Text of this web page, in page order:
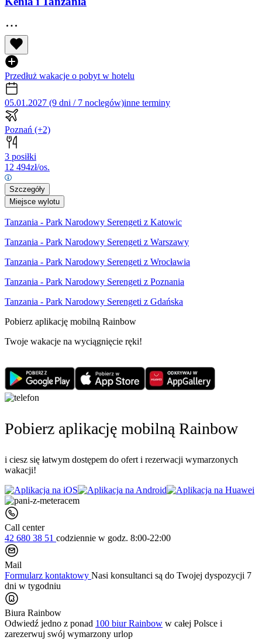
Przedłuż wakacje o pobyt w hotelu
05.01.2027 (9 dni / 7 noclegów)inne terminy
Poznań (+2)
3 posiłki
12 494zł/os.
Szczegóły
Miejsce wylotu
Tanzania - Park Narodowy Serengeti z Katowic
Tanzania - Park Narodowy Serengeti z Warszawy
Tanzania - Park Narodowy Serengeti z Wrocławia
Tanzania - Park Narodowy Serengeti z Poznania
Tanzania - Park Narodowy Serengeti z Gdańska
Pobierz aplikację mobilną Rainbow
Twoje wakacje na wyciągnięcie ręki!
Pobierz aplikację mobilną Rainbow
i ciesz się łatwym dostępem do ofert i rezerwacji wymarzonych
wakacji!
Call center
42 680 38 51 codziennie w godz. 8:00-22:00
Mail
Formularz kontaktowy Nasi konsultanci są do Twojej dyspozycji 7
dni w tygodniu
Biura Rainbow
Odwiedź jedno z ponad 100 biur Rainbow w całej Polsce i
zarezerwuj swój wymarzony urlop